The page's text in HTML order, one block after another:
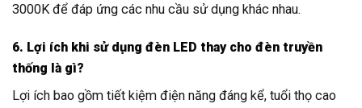
3000K để đáp ứng các nhu cầu sử dụng khác nhau.
6. Lợi ích khi sử dụng đèn LED thay cho đèn truyền
thống là gì?
Lợi ích bao gồm tiết kiệm điện năng đáng kể, tuổi thọ cao